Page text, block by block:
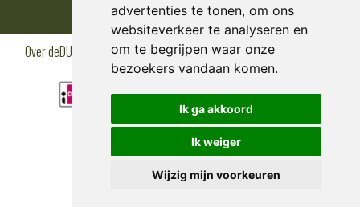
advertenties te tonen, om ons
websiteverkeer te analyseren en
om te begrijpen waar onze
bezoekers vandaan komen.
Ik ga akkoord
Ik weiger
Wijzig mijn voorkeuren
Over deDUMP.nl Algemene voorwaardenPrivacy PolicyKlantenservice
CookiesBlogs